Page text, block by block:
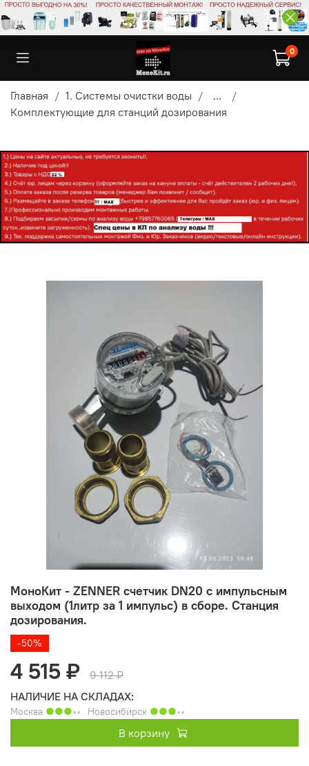
0
Главная 1. Системы очистки воды
...
Комплектующие для станций дозирования
MoноКит - ZENNER счетчик DN20 с импульсным
выходом (1литр за 1 импульс) в сборе. Станция
дозирования.
-50%
4 515 ₽
9 112 ₽
НАЛИЧИЕ НА СКЛАДАХ:
Москва ●●●◦◦ Новосибирск ●●●◦◦
В корзину